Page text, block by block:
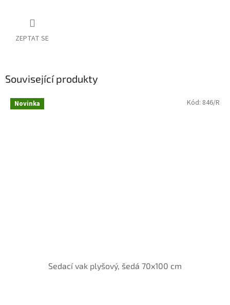
ZEPTAT SE
Související produkty
Novinka
Sedací vak plyšový, šedá 70x100 cm
Kód: 846/R